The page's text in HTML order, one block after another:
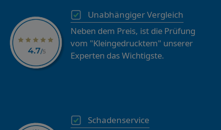
Unabhängiger Vergleich
Neben dem Preis, ist die Prüfung
vom "Kleingedrucktem" unserer
Experten das Wichtigste.
Schadenservice